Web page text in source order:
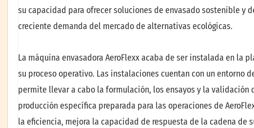
su capacidad para ofrecer soluciones de envasado sostenible y
creciente demanda del mercado de alternativas ecológicas.
La máquina envasadora AeroFlexx acaba de ser instalada en la
su proceso operativo. Las instalaciones cuentan con un entorno
permite llevar a cabo la formulación, los ensayos y la validación
producción específica preparada para las operaciones de
la eficiencia, mejora la capacidad de respuesta de la cadena de